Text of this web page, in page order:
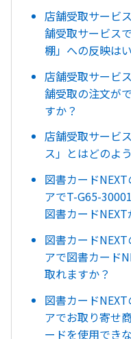
店舗受取サービ
舗受取サービス
棚」への反映は
店舗受取サービ
舗受取の注文が
すか？
店舗受取サービ
ス」とはどのよ
図書カード
アでT-G65-
図書カードNEXT
図書カード
アで図書カード
取れますか？
図書カード
アでお取り寄せ
ードを使用でき